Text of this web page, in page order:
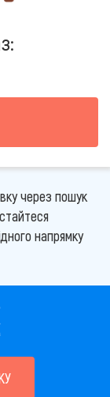
через пошук
напрямку